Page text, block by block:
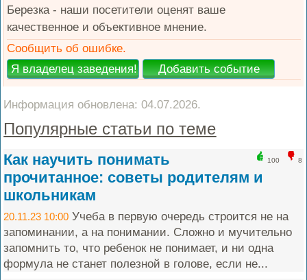
Березка - наши посетители оценят ваше
качественное и объективное мнение.
Сообщить об ошибке.
Информация обновлена: 04.07.2026.
Популярные статьи по теме
100 8
Как научить понимать
прочитанное: советы родителям и
школьникам
20.11.23 10:00 Учеба в первую очередь строится не на
запоминании, а на понимании. Сложно и мучительно
запомнить то, что ребенок не понимает, и ни одна
формула не станет полезной в голове, если не...